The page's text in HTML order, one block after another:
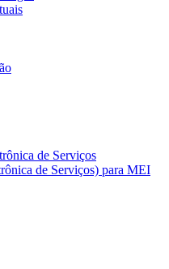
de Serviços
de Serviços) para MEI